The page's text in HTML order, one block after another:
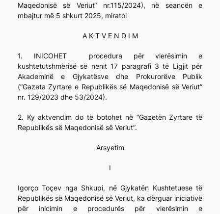
Maqedonisë së Veriut“ nr.115/2024), në seancën e
mbajtur më 5 shkurt 2025, miratoi
A K T V E N D I M
1. INICOHET procedura për vlerësimin e
kushtetutshmërisë së nenit 17 paragrafi 3 të Ligjit për
Akademinë e Gjykatësve dhe Prokurorëve Publik
(“Gazeta Zyrtare e Republikës së Maqedonisë së Veriut”
nr. 129/2023 dhe 53/2024).
2. Ky aktvendim do të botohet në “Gazetën Zyrtare të
Republikës së Maqedonisë së Veriut”.
Arsyetim
I
Igorço Toçev nga Shkupi, në Gjykatën Kushtetuese të
Republikës së Maqedonisë së Veriut, ka dërguar iniciativë
për inicimin e procedurës për vlerësimin e